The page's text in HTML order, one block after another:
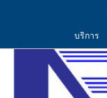
บริการ